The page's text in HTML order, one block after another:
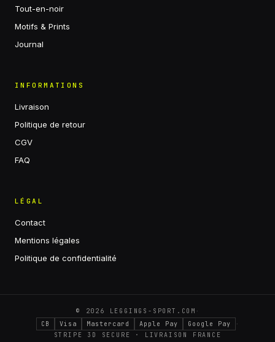
Tout-en-noir
Motifs & Prints
Journal
INFORMATIONS
Livraison
Politique de retour
CGV
FAQ
LÉGAL
Contact
Mentions légales
Politique de confidentialité
© 2026 LEGGINGS-SPORT.COM ·
CB Visa Mastercard Apple Pay Google Pay ·
STRIPE 3D SECURE · LIVRAISON FRANCE